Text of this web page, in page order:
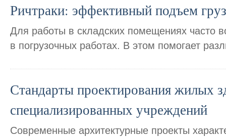
Ричтраки: эффективный подъем
Для работы в складских помещениях часто
в погрузочных работах. В этом помогает
Стандарты проектирования жилых
специализированных учреждений
Современные архитектурные проекты